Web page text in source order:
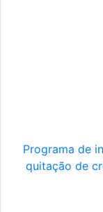
Programa de
quitação de